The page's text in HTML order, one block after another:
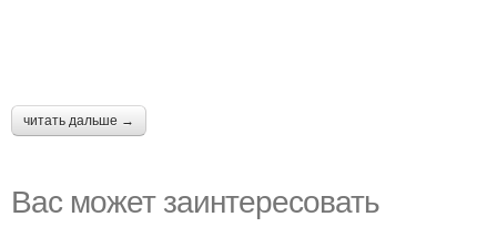
читать дальше →
Вас может заинтересовать